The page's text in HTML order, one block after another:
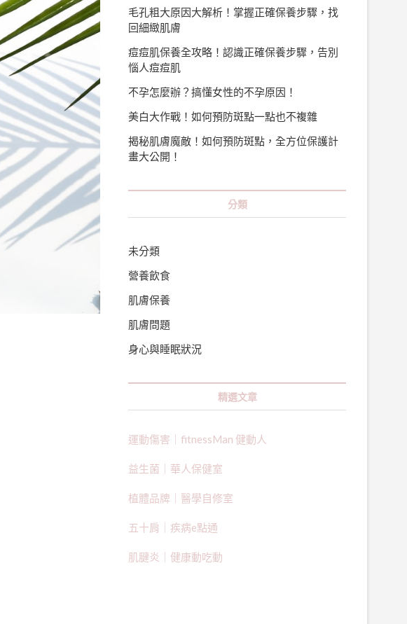
毛孔粗大原因大解析！掌握正確保養步驟，找
回細緻肌膚
痘痘肌保養全攻略！認識正確保養步驟，告別
惱人痘痘肌
不孕怎麼辦？搞懂女性的不孕原因！
美白大作戰！如何預防斑點一點也不複雜
揭秘肌膚魔敵！如何預防斑點，全方位保護計
畫大公開！
分類
未分類
營養飲食
肌膚保養
肌膚問題
身心與睡眠狀況
精選文章
運動傷害｜fitnessMan 健動人
益生菌｜ 華人保健室
植體品牌｜醫學自修室
五十肩｜疾病e點通
肌腱炎｜健康動吃動